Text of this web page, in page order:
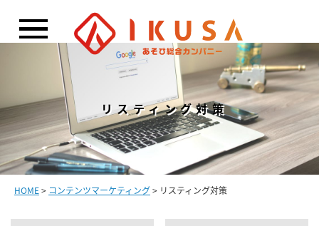
リスティング対策
HOME> コンテンツマーケティング> リスティング対策